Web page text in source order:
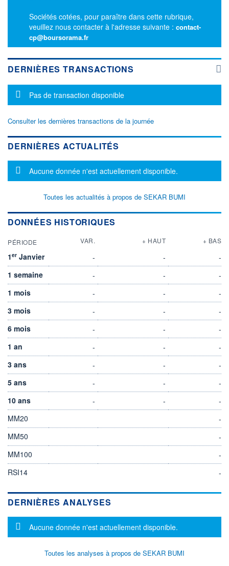
Sociétés cotées, pour paraître dans cette rubrique,
veuillez nous contacter à l'adresse suivante : contact-
cp@boursorama.fr
DERNIÈRES TRANSACTIONS
Message d'information
Pas de transaction disponible
Consulter les dernières transactions de la journée
DERNIÈRES ACTUALITÉS
Message d'information
Aucune donnée n'est actuellement disponible.
Toutes les actualités à propos de SEKAR BUMI
DONNÉES HISTORIQUES
PÉRIODE VAR. + HAUT + BAS
1er Janvier - -
-
1 semaine
- -
-
1 mois
- -
-
3 mois
- -
-
6 mois
- -
-
1 an
- -
-
3 ans
- -
-
5 ans
- -
-
10 ans
- -
-
MM20
-
MM50
-
MM100
-
RSI14
-
DERNIÈRES ANALYSES
Message d'information
Aucune donnée n'est actuellement disponible.
Toutes les analyses à propos de SEKAR BUMI